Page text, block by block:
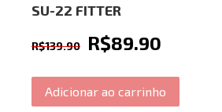
SU-22 FITTER
R$139.90 R$89.90
Adicionar ao carrinho